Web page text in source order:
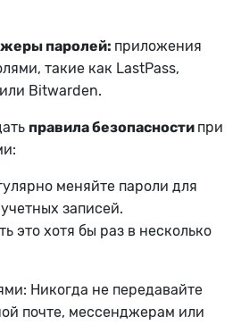
паролей: приложения
такие как LastPass,
Bitwarden.
правила безопасности при
меняйте пароли для
записей.
это хотя бы раз в несколько
Никогда не передавайте
почте, мессенджерам или